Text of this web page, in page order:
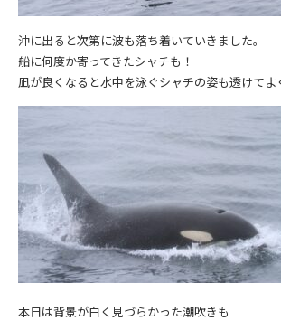
沖に出ると次第に波も落ち着いていきました。
船に何度か寄ってきたシャチも！
凪が良くなると水中を泳ぐシャチの姿も透けてよ
本日は背景が白く見づらかった潮吹きも